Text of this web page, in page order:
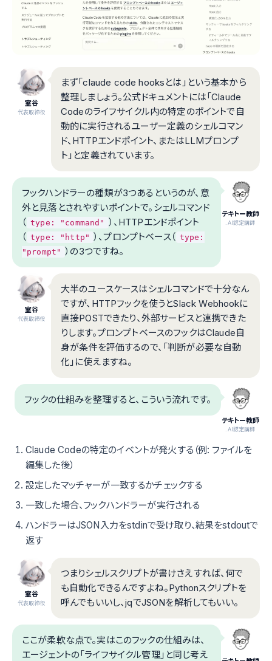
室谷
代表取締役
まず「claude code hooksとは」という基本から
整理しましょう。公式ドキュメントには「Claude
Codeのライフサイクル内の特定のポイントで自
動的に実行されるユーザー定義のシェルコマン
ド、HTTPエンドポイント、またはLLMプロンプ
ト」と定義されています。
テキトー教師
.AI認定講師
フックハンドラーの種類が3つあるというのが、意
外と見落とされやすいポイントで。シェルコマンド
（ type: "command" ）、HTTPエンドポイント
（ type: "http" ）、プロンプトベース（ type:
"prompt" ）の3つですね。
室谷
代表取締役
大半のユースケースはシェルコマンドで十分なん
ですが、HTTPフックを使うとSlack Webhookに
直接POSTできたり、外部サービスと連携できた
りします。プロンプトベースのフックはClaude自
身が条件を評価するので、「判断が必要な自動
化」に使えますね。
テキトー教師
.AI認定講師
フックの仕組みを整理すると、こういう流れです。
Claude Codeの特定のイベントが発火する（例: ファイルを
編集した後）
設定したマッチャーが一致するかチェックする
一致した場合、フックハンドラーが実行される
ハンドラーはJSON入力をstdinで受け取り、結果をstdoutで
返す
室谷
代表取締役
つまりシェルスクリプトが書けさえすれば、何で
も自動化できるんですよね。Pythonスクリプトを
呼んでもいいし、jqでJSONを解析してもいい。
ここが柔軟な点で。実はこのフックの仕組みは、
エージェントの「ライフサイクル管理」と同じ考え